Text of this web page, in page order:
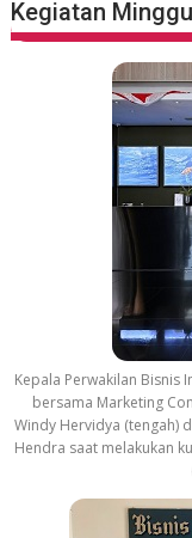
Kegiatan
Kepala Perwakilan Bisnis
bersama Marketing
Windy Hervidya (tengah)
Hendra saat melakukan